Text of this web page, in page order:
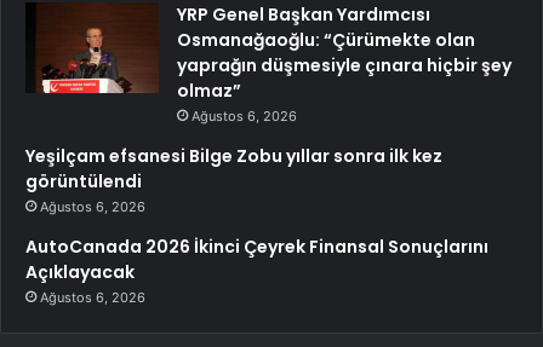
YRP Genel Başkan Yardımcısı
Osmanağaoğlu: “Çürümekte olan
yaprağın düşmesiyle çınara hiçbir şey
olmaz”
Ağustos 6, 2026
Yeşilçam efsanesi Bilge Zobu yıllar sonra ilk kez
görüntülendi
Ağustos 6, 2026
AutoCanada 2026 İkinci Çeyrek Finansal Sonuçlarını
Açıklayacak
Ağustos 6, 2026